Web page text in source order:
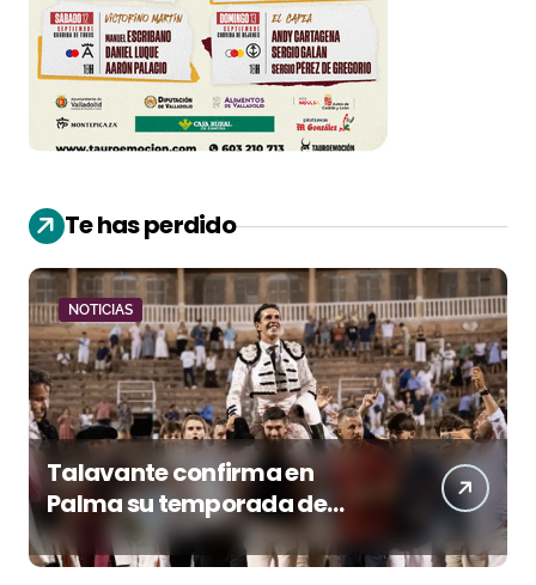
Te has perdido
NOTICIAS
Talavante confirma en
Palma su temporada de
figura y el palco niega el
premio a Roca Rey